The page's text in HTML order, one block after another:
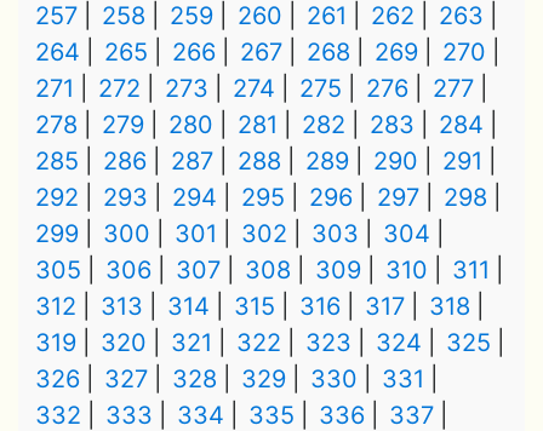
257
258 259 260 261 262
263
264
265 266 267 268 269
270
271
272 273 274 275 276
277
278
279 280 281 282 283
284
285
286 287 288 289 290
291
292
293 294 295 296 297
298
299
300 301 302 303
304
305
306 307 308 309 310
311
312
313 314 315 316 317
318
319
320 321 322 323 324
325
326
327 328 329 330
331
332
333 334 335 336
337